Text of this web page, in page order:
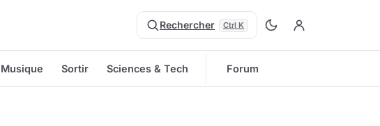
Rechercher Ctrl K
Musique Sortir Sciences & Tech Forum